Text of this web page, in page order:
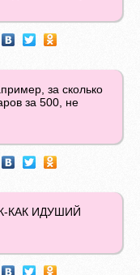
за сколько
за 500, не
КАК ИДУШИЙ